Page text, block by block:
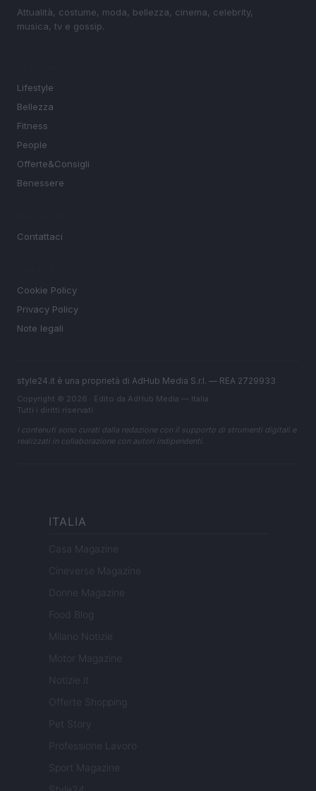
Attualità, costume, moda, bellezza, cinema, celebrity,
musica, tv e gossip.
Lifestyle
Bellezza
Fitness
People
Offerte&Consigli
Benessere
Contattaci
Cookie Policy
Privacy Policy
Note legali
style24.it è una proprietà di AdHub Media S.r.l. — REA 2729933
Copyright © 2026 · Edito da AdHub Media — Italia
Tutti i diritti riservati
I contenuti sono curati dalla redazione con il supporto di strumenti digitali e
realizzati in collaborazione con autori indipendenti.
ITALIA
Casa Magazine
Cineverse Magazine
Donne Magazine
Food Blog
Milano Notizie
Motor Magazine
Notizie.it
Offerte Shopping
Pet Story
Professione Lavoro
Sport Magazine